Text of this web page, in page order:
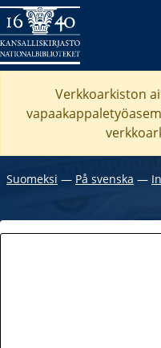
Verkkoarkiston
Suomeksi ― På svenska ―